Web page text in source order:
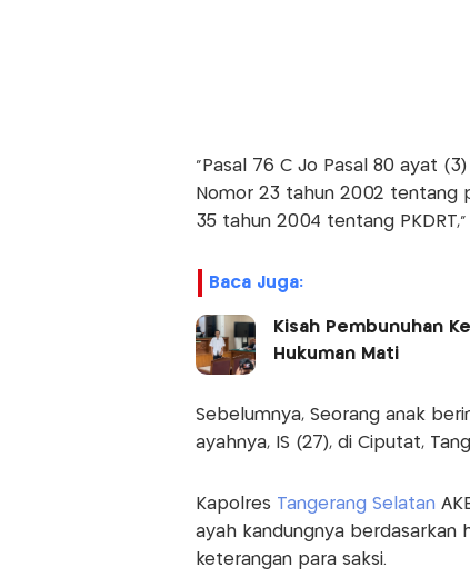
“Pasal 76 C Jo Pasal 80 ayat
Nomor 23 tahun 2002 tentang
35 tahun 2004 tentang
Baca Juga:
Kisah Pembunuhan
Hukuman Mati
Sebelumnya, Seorang anak
ayahnya, IS (27), di Ciputat,
Kapolres Tangerang Selatan
ayah kandungnya berdasarkan
keterangan para saksi.